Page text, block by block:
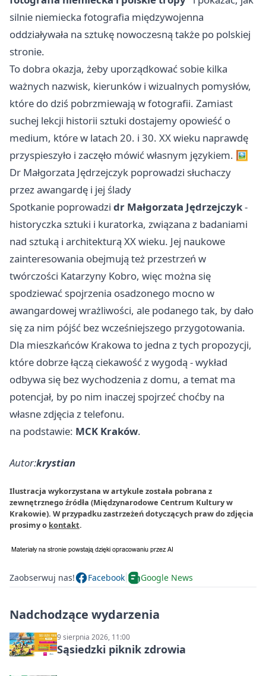
silnie niemiecka fotografia międzywojenna
oddziaływała na sztukę nowoczesną także po polskiej
stronie.
To dobra okazja, żeby uporządkować sobie kilka
ważnych nazwisk, kierunków i wizualnych pomysłów,
które do dziś pobrzmiewają w fotografii. Zamiast
suchej lekcji historii sztuki dostajemy opowieść o
medium, które w latach 20. i 30. XX wieku naprawdę
przyspieszyło i zaczęło mówić własnym językiem. 🖼️
Dr Małgorzata Jędrzejczyk poprowadzi słuchaczy
przez awangardę i jej ślady
Spotkanie poprowadzi dr Małgorzata Jędrzejczyk-
historyczka sztuki i kuratorka, związana z badaniami
nad sztuką i architekturą XX wieku. Jej naukowe
zainteresowania obejmują też przestrzeń w
twórczości Katarzyny Kobro, więc można się
spodziewać spojrzenia osadzonego mocno w
awangardowej wrażliwości, ale podanego tak, by dało
się za nim pójść bez wcześniejszego przygotowania.
Dla mieszkańców Krakowa to jedna z tych propozycji,
które dobrze łączą ciekawość z wygodą - wykład
odbywa się bez wychodzenia z domu, a temat ma
potencjał, by po nim inaczej spojrzeć choćby na
własne zdjęcia z telefonu.
na podstawie: MCK Kraków.
Autor:krystian
Ilustracja wykorzystana w artykule została pobrana z
zewnętrznego źródła (Międzynarodowe Centrum Kultury w
Krakowie). W przypadku zastrzeżeń dotyczących praw do zdjęcia
prosimy o kontakt.
Zaobserwuj nas! Facebook Google News
Nadchodzące wydarzenia
9 sierpnia 2026, 11:00
Sąsiedzki piknik zdrowia